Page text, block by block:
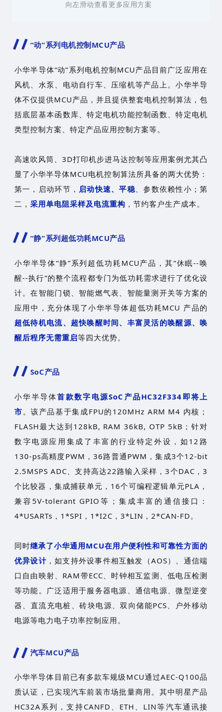
向左滑动查看更多应用方案
“动”系列电机控制MCU产品
小华半导体“动”系列电机控制MCU产品目前广泛应用在
风机、水泵、电动自行车、压缩机等产品上。小华半导
体不仅提供MCU产品，并且提供整套电机控制算法，包
括底层基本函数库、特定电机功能控制函数、特定电机
类型控制方案、特定产品应用控制方案等。
高速吹风筒、3D打印机步进马达控制等应用案例尤其凸
显了小华半导体MCU电机控制算法所具备的两大优势：
第一，启动环节， 启动快速、平稳 、参数依赖性小；第
二， 采用单电阻采样及电流重构 ，节约客户生产成本。
“静”系列超低功耗MCU产品
小华半导体“静”系列超低功耗MCU产品，其“休眠--唤
醒--执行”的整个流程都专门为低功耗需求进行了优化设
计。在智能门锁、智能燃气表、智能量测开关等方案的
应用中，充分体现了小华半导体超低功耗MCU 产品的
超低待机电流、超快唤醒时间、丰富灵活的唤醒源、唤
醒后程序无需重启等四大优势。
SoC产品
小华半导体首款数字电源SoC产品HC32F334即将上
市 。该产品基于集成FPU的120MHz ARM M4 内核；
FLASH最大达到128kB, RAM 36kB, OTP 5kB；针对
数字电源应用集成了丰富的行业特定外设，如12路
130-ps高精度PWM，36路普通PWM，集成3个12-bit
2.5MSPS ADC、支持高达22路输入采样，3个DAC，3
个比较器，集成捕获单元，16个可编程逻辑单元PLA，
兼容5V-tolerant GPIO等；集成丰富的通信接口：
4*USARTs，1*SPI，1*I2C，3*LIN，2*CAN-FD。
同时继承了小华通用MCU在用户便利性和可靠性方面的
优异设计，如支持外设事件相互触发（AOS）、通信端
口自由映射、RAM带ECC、时钟相互监测、低电压检测
等功能。广泛适用于服务器电源、通信电源、微型逆变
器、直流充电桩、砖块电源、双向储能PCS、户外移动
电源等电力电子功率控制应用。
汽车MCU产品
小华半导体目前已有多款车规级MCU通过AEC-Q100品
质认证，已实现汽车前装市场批量商用。其中明星产品
HC32A系列，支持CANFD、ETH、LIN等汽车通讯接